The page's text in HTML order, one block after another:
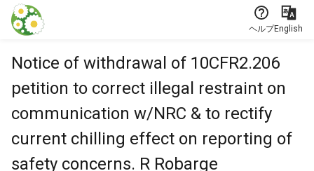
本文に飛ぶ
ヘルプEnglish
Notice of withdrawal of 10CFR2.206
petition to correct illegal restraint on
communication w/NRC & to rectify
current chilling effect on reporting of
safety concerns. R Robarge